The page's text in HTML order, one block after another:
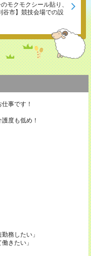
モクモクシール貼り、
谷市】競技会場での設
事です！
度も低め！
務したい」
きたい」